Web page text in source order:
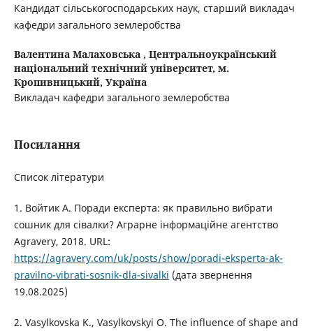
Кандидат сільськогосподарських наук, старший викладач
кафедри загального землеробства
Валентина Малаховська , Центральноукраїнський
національний технічний університет, м.
Кропивницький, Україна
Викладач кафедри загального землеробства
Посилання
Список літератури
1. Войтик А. Поради експерта: як правильно вибрати
сошник для сівалки? Аграрне інформаційне агентство
Agravery, 2018. URL:
https://agravery.com/uk/posts/show/poradi-eksperta-ak-
pravilno-vibrati-sosnik-dla-sivalki (дата звернення
19.08.2025)
2. Vasylkovska K., Vasylkovskyi O. The influence of shape and